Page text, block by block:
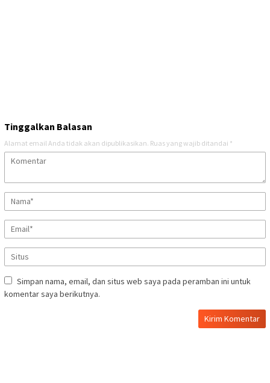
Tinggalkan Balasan
Alamat email Anda tidak akan dipublikasikan. Ruas yang wajib ditandai *
Simpan nama, email, dan situs web saya pada peramban ini untuk
komentar saya berikutnya.